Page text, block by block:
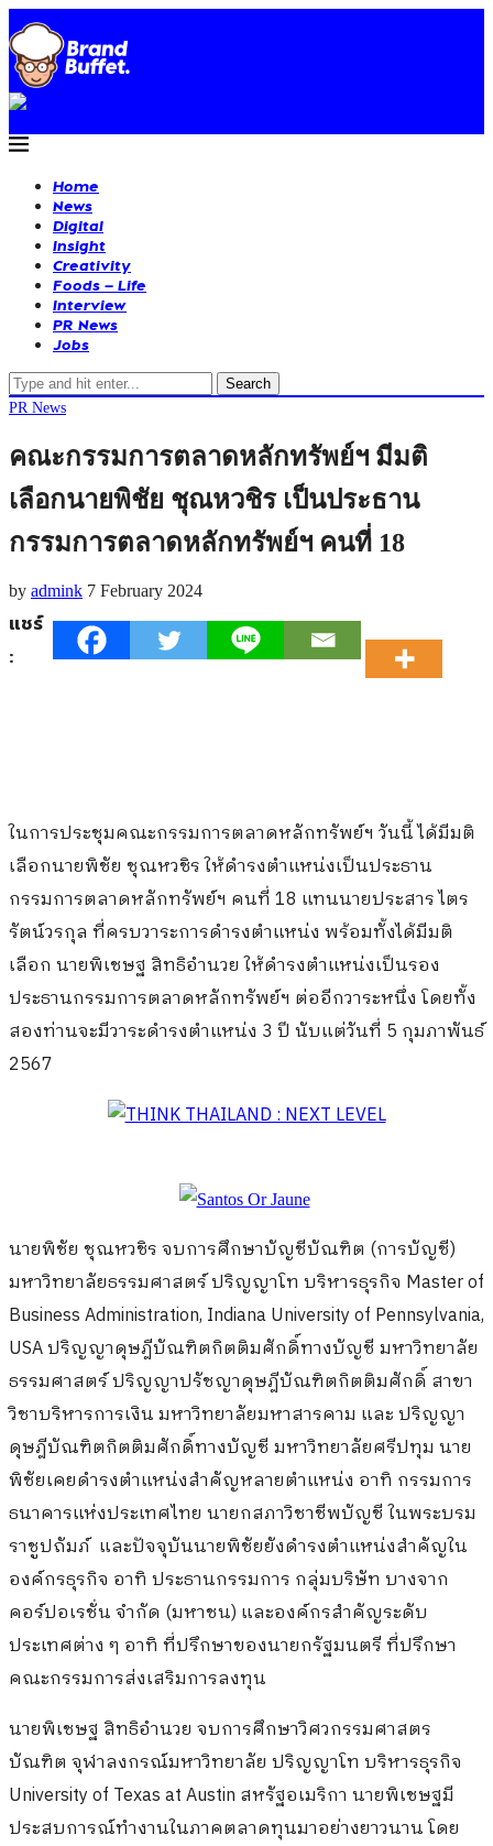
Home
News
Digital
Insight
Creativity
Foods – Life
Interview
PR News
Jobs
Search
PR News
คณะกรรมการตลาดหลักทรัพย์ฯ มีมติ
เลือกนายพิชัย ชุณหวชิร เป็นประธาน
กรรมการตลาดหลักทรัพย์ฯ คนที่ 18
by admink 7 February 2024
แชร์
:
ในการประชุมคณะกรรมการตลาดหลักทรัพย์ฯ วันนี้ ได้มีมติ
เลือกนายพิชัย ชุณหวชิร ให้ดำรงตำแหน่งเป็นประธาน
กรรมการตลาดหลักทรัพย์ฯ คนที่ 18 แทนนายประสาร ไตร
รัตน์วรกุล ที่ครบวาระการดำรงตำแหน่ง พร้อมทั้งได้มีมติ
เลือก นายพิเชษฐ สิทธิอำนวย ให้ดำรงตำแหน่งเป็นรอง
ประธานกรรมการตลาดหลักทรัพย์ฯ ต่ออีกวาระหนึ่ง โดยทั้ง
สองท่านจะมีวาระดำรงตำแหน่ง 3 ปี นับแต่วันที่ 5 กุมภาพันธ์
2567
นายพิชัย ชุณหวชิร จบการศึกษาบัญชีบัณฑิต (การบัญชี)
มหาวิทยาลัยธรรมศาสตร์ ปริญญาโท บริหารธุรกิจ Master of
Business Administration, Indiana University of Pennsylvania,
USA ปริญญาดุษฎีบัณฑิตกิตติมศักดิ์ทางบัญชี มหาวิทยาลัย
ธรรมศาสตร์ ปริญญาปรัชญาดุษฎีบัณฑิตกิตติมศักดิ์ สาขา
วิชาบริหารการเงิน มหาวิทยาลัยมหาสารคาม และ ปริญญา
ดุษฎีบัณฑิตกิตติมศักดิ์ทางบัญชี มหาวิทยาลัยศรีปทุม นาย
พิชัยเคยดำรงตำแหน่งสำคัญหลายตำแหน่ง อาทิ กรรมการ
ธนาคารแห่งประเทศไทย นายกสภาวิชาชีพบัญชี ในพระบรม
ราชูปถัมภ์ และปัจจุบันนายพิชัยยังดำรงตำแหน่งสำคัญใน
องค์กรธุรกิจ อาทิ ประธานกรรมการ กลุ่มบริษัท บางจาก
คอร์ปอเรชั่น จำกัด (มหาชน) และองค์กรสำคัญระดับ
ประเทศต่าง ๆ อาทิ ที่ปรึกษาของนายกรัฐมนตรี ที่ปรึกษา
คณะกรรมการส่งเสริมการลงทุน
นายพิเชษฐ สิทธิอำนวย จบการศึกษาวิศวกรรมศาสตร
บัณฑิต จุฬาลงกรณ์มหาวิทยาลัย ปริญญาโท บริหารธุรกิจ
University of Texas at Austin สหรัฐอเมริกา นายพิเชษฐมี
ประสบการณ์ทำงานในภาคตลาดทุนมาอย่างยาวนาน โดย